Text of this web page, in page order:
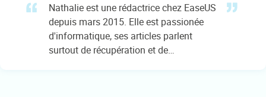
Nathalie est une rédactrice chez EaseUS
depuis mars 2015. Elle est passionée
d'informatique, ses articles parlent
surtout de récupération et de